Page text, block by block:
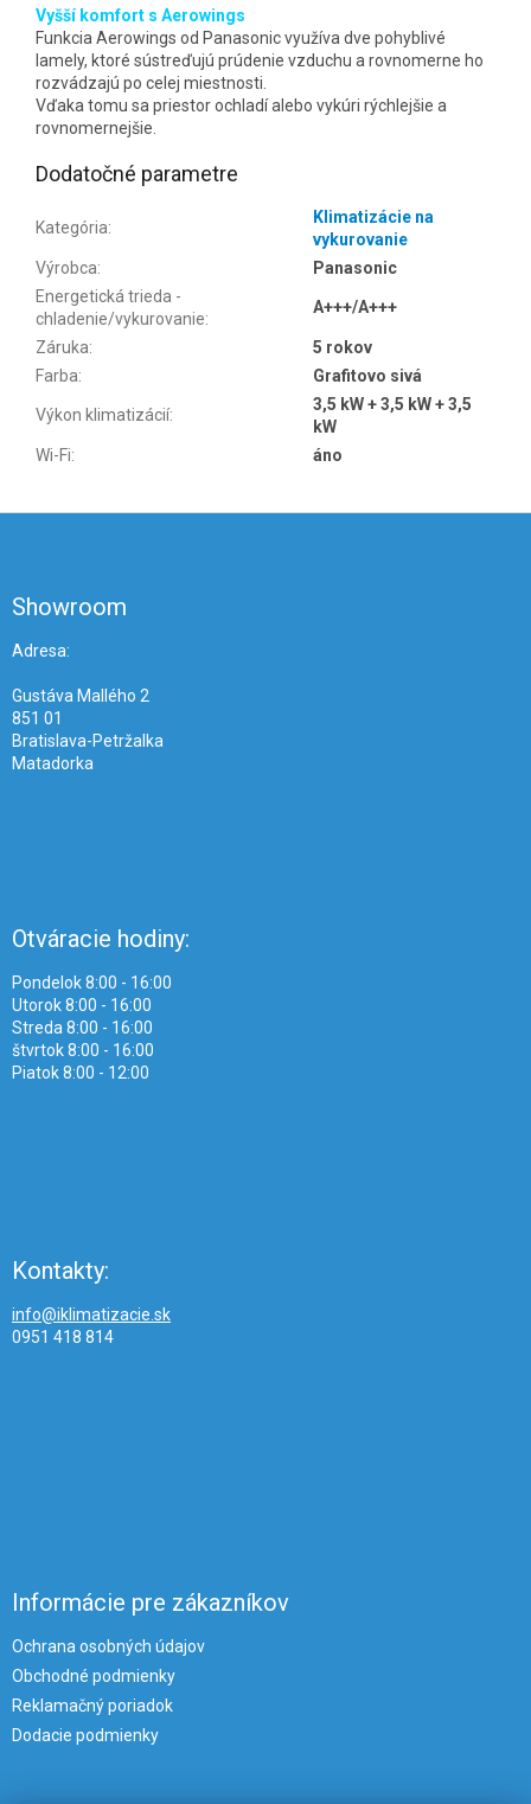
Vyšší komfort s Aerowings
Funkcia Aerowings od Panasonic využíva dve pohyblivé
lamely, ktoré sústreďujú prúdenie vzduchu a rovnomerne ho
rozvádzajú po celej miestnosti.
Vďaka tomu sa priestor ochladí alebo vykúri rýchlejšie a
rovnomernejšie.
Dodatočné parametre
Kategória:
Klimatizácie na
vykurovanie
Výrobca:
Panasonic
Energetická trieda -
chladenie/vykurovanie:
A+++/A+++
Záruka:
5 rokov
Farba: Grafitovo sivá
Výkon klimatizácií:
3,5 kW + 3,5 kW + 3,5
kW
Wi-Fi: áno
Showroom
Adresa:
Gustáva Mallého 2
851 01
Bratislava-Petržalka
Matadorka
Otváracie hodiny:
Pondelok 8:00 - 16:00
Utorok 8:00 - 16:00
Streda 8:00 - 16:00
štvrtok 8:00 - 16:00
Piatok 8:00 - 12:00
Kontakty:
info@iklimatizacie.sk
0951 418 814
Informácie pre zákazníkov
Ochrana osobných údajov
Obchodné podmienky
Reklamačný poriadok
Dodacie podmienky